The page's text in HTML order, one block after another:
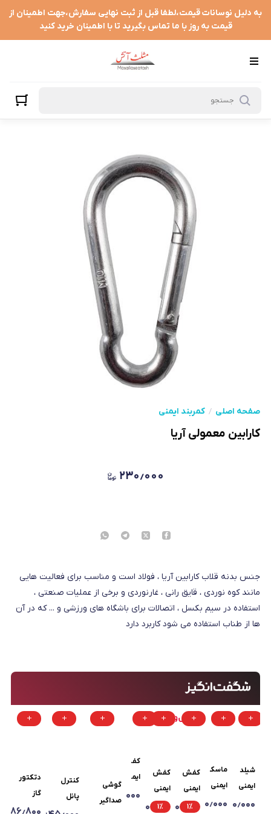
به دلیل نوسانات قیمت،لطفا قبل از ثبت نهایی سفارش،جهت اطمینان از
قیمت به روز با ما تماس بگیرید تا با اطمینان خرید کنید
صفحه اصلی کمربند ایمنی
کارابین معمولی آریا
۲۳۰٫۰۰۰
جنس بدنه قلاب کارابین آریا ، فولاد است و مناسب برای فعالیت هایی
مانند کوه نوردی ، قایق رانی ، غارنوردی و برخی از عملیات صنعتی ،
استفاده در سیم بکسل ، اتصالات برای باشگاه های ورزشی و ... که در آن
ها از طناب استفاده می شود کاربرد دارد
شیلد
ایمنی
صورت
۳۳۰٫۰۰۰
ماسک
ایمنی
تری
۱۰٫۵۰۰٫۰۰۰
کفش
ایمنی
کاترپیلار
۱٪ ۲۱٫۷۸۰٫۰۰۰
کفش
ایمنی
کاترپیلار
۱٪ ۲۱٫۷۸۰٫۰۰۰
کفش
ایمنی
فولاد
۱٫۱۰۰٫۰۰۰
گوشی
صداگیر
کنترل
پانل
دتکتور
گاز
اعلام